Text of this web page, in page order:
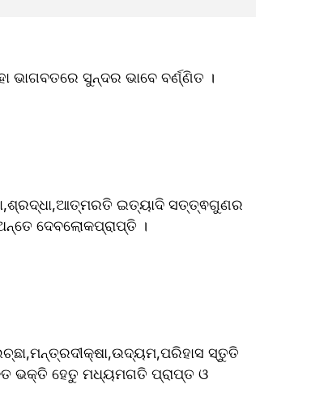
ସୁନ୍ଦର ଭାବେ ବର୍ଣ୍ଣିତ ।
ଇତ୍ୟାଦି ସତ୍ତ୍ଵଗୁଣର
ଦେବଲୋକପ୍ରାପ୍ତି ।
ସ୍ତୁତି
ଭକ୍ତି ହେତୁ ମଧ୍ୟମଗତି ପ୍ରାପ୍ତ ଓ